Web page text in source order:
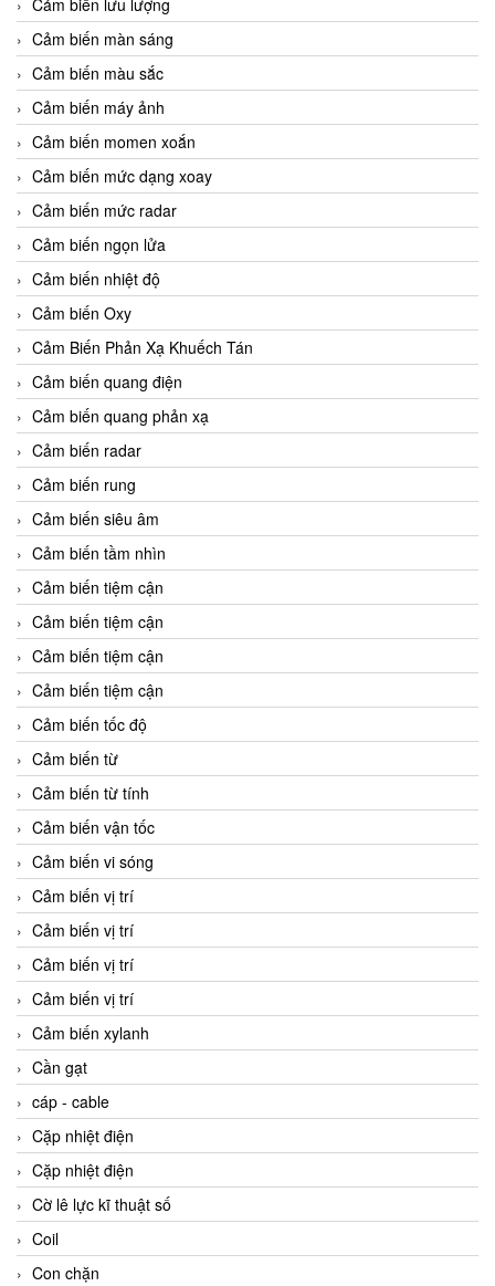
Cảm biến lưu lượng
Cảm biến màn sáng
Cảm biến màu sắc
Cảm biến máy ảnh
Cảm biến momen xoắn
Cảm biến mức dạng xoay
Cảm biến mức radar
Cảm biến ngọn lửa
Cảm biến nhiệt độ
Cảm biến Oxy
Cảm Biến Phản Xạ Khuếch Tán
Cảm biến quang điện
Cảm biến quang phản xạ
Cảm biến radar
Cảm biến rung
Cảm biến siêu âm
Cảm biến tầm nhìn
Cảm biến tiệm cận
Cảm biến tiệm cận
Cảm biến tiệm cận
Cảm biến tiệm cận
Cảm biến tốc độ
Cảm biến từ
Cảm biến từ tính
Cảm biến vận tốc
Cảm biến vi sóng
Cảm biến vị trí
Cảm biến vị trí
Cảm biến vị trí
Cảm biến vị trí
Cảm biến xylanh
Cần gạt
cáp - cable
Cặp nhiệt điện
Cặp nhiệt điện
Cờ lê lực kĩ thuật số
Coil
Con chặn